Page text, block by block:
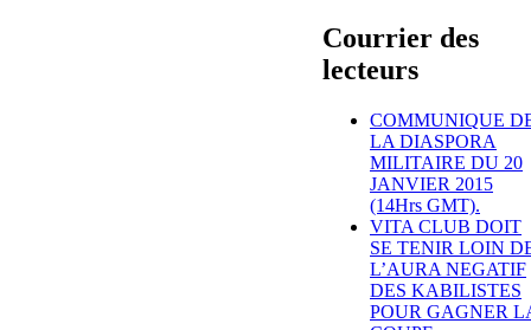
Courrier des
lecteurs
COMMUNIQUE
LA DIASPORA
MILITAIRE DU 20
JANVIER 2015
(14Hrs GMT).
VITA CLUB DOIT
SE TENIR LOIN
L’AURA NEGATIF
DES KABILISTES
POUR GAGNER